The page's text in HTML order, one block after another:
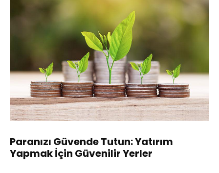
Paranızı Güvende Tutun: Yatırım
Yapmak İçin Güvenilir Yerler